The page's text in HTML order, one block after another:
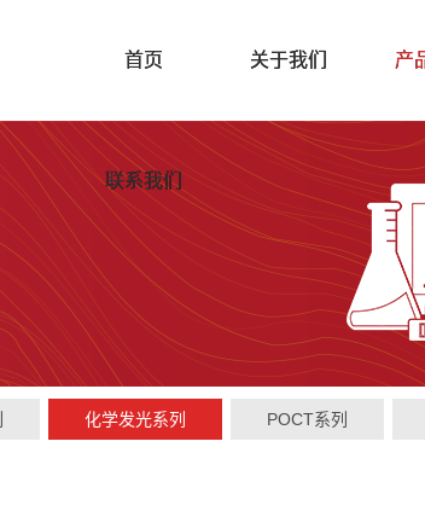
首页 关于我们 产
联系我们
化学发光系列 POCT系列